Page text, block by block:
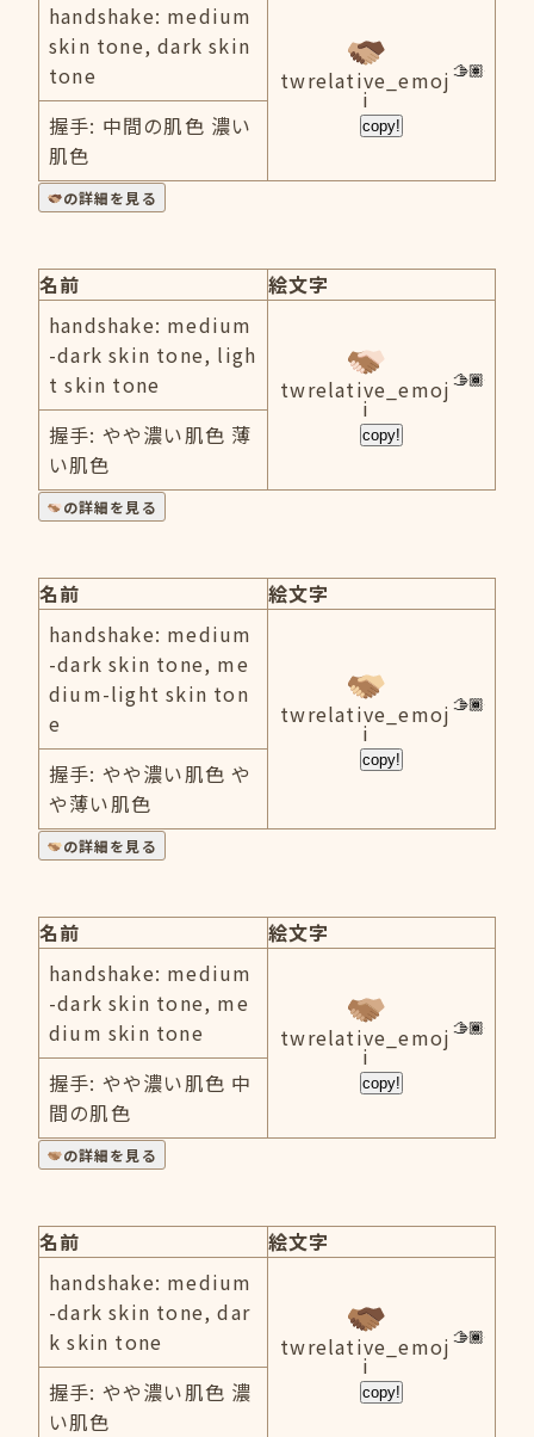
handshake: medium
skin tone, dark skin
tone
twrelative_emoj
i
copy!
握手: 中間の肌色 濃い
肌色
の詳細を見る
名前
絵文字
handshake: medium
-dark skin tone, ligh
t skin tone
twrelative_emoj
i
copy!
握手: やや濃い肌色 薄
い肌色
の詳細を見る
名前
絵文字
handshake: medium
-dark skin tone, me
dium-light skin ton
e
twrelative_emoj
i
copy!
握手: やや濃い肌色 や
や薄い肌色
の詳細を見る
名前
絵文字
handshake: medium
-dark skin tone, me
dium skin tone
twrelative_emoj
i
copy!
握手: やや濃い肌色 中
間の肌色
の詳細を見る
名前
絵文字
handshake: medium
-dark skin tone, dar
k skin tone
twrelative_emoj
i
copy!
握手: やや濃い肌色 濃
い肌色